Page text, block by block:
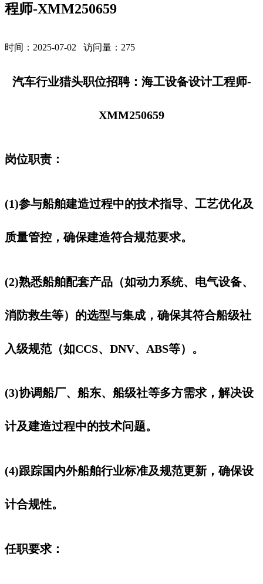
程师-XMM250659
时间：2025-07-02 访问量： 275
汽车行业猎头职位招聘：海工设备设计工程师-
XMM250659
岗位职责：
(1)参与船舶建造过程中的技术指导、工艺优化及
质量管控，确保建造符合规范要求。
(2)熟悉船舶配套产品（如动力系统、电气设备、
消防救生等）的选型与集成，确保其符合船级社
入级规范（如CCS、DNV、ABS等）。
(3)协调船厂、船东、船级社等多方需求，解决设
计及建造过程中的技术问题。
(4)跟踪国内外船舶行业标准及规范更新，确保设
计合规性。
任职要求：